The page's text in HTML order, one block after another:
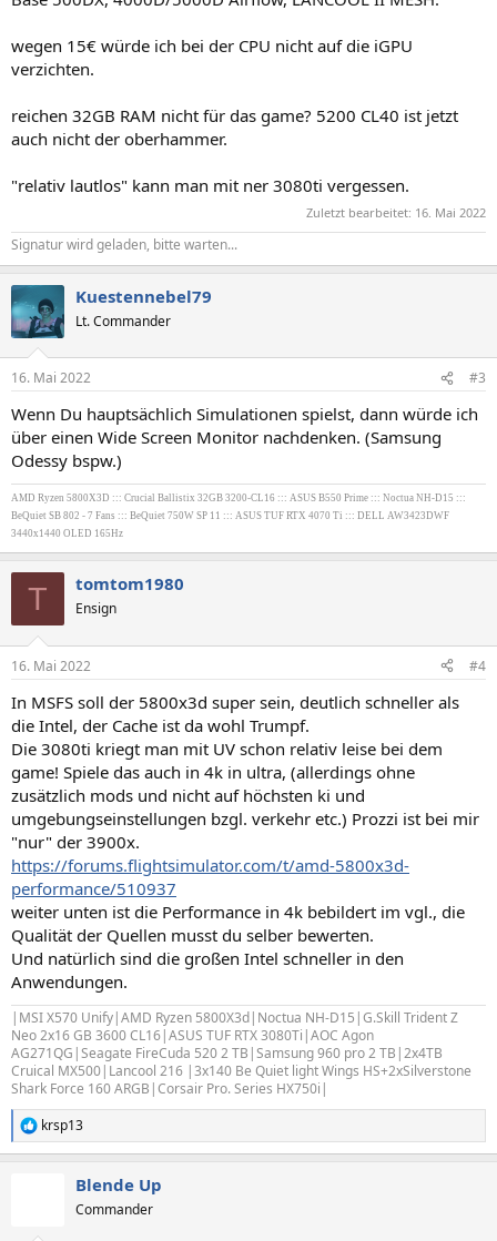
wegen 15€ würde ich bei der CPU nicht auf die iGPU
verzichten.
reichen 32GB RAM nicht für das game? 5200 CL40 ist jetzt
auch nicht der oberhammer.
"relativ lautlos" kann man mit ner 3080ti vergessen.
Zuletzt bearbeitet: 16. Mai 2022
Signatur wird geladen, bitte warten...
Kuestennebel79
Lt. Commander
16. Mai 2022 #3
Wenn Du hauptsächlich Simulationen spielst, dann würde ich
über einen Wide Screen Monitor nachdenken. (Samsung
Odessy bspw.)
AMD Ryzen 5800X3D ::: Crucial Ballistix 32GB 3200-CL16 ::: ASUS B550 Prime ::: Noctua NH-D15 :::
BeQuiet SB 802 - 7 Fans ::: BeQuiet 750W SP 11 ::: ASUS TUF RTX 4070 Ti ::: DELL AW3423DWF
3440x1440 OLED 165Hz
T tomtom1980
Ensign
16. Mai 2022 #4
In MSFS soll der 5800x3d super sein, deutlich schneller als
die Intel, der Cache ist da wohl Trumpf.
Die 3080ti kriegt man mit UV schon relativ leise bei dem
game! Spiele das auch in 4k in ultra, (allerdings ohne
zusätzlich mods und nicht auf höchsten ki und
umgebungseinstellungen bzgl. verkehr etc.) Prozzi ist bei mir
"nur" der 3900x.
https://forums.flightsimulator.com/t/amd-5800x3d-
performance/510937
weiter unten ist die Performance in 4k bebildert im vgl., die
Qualität der Quellen musst du selber bewerten.
Und natürlich sind die großen Intel schneller in den
Anwendungen.
| MSI X570 Unify|AMD Ryzen 5800X3d|Noctua NH-D15|G.Skill Trident Z
Neo 2x16 GB 3600 CL16|ASUS TUF RTX 3080Ti|AOC Agon
AG271QG|Seagate FireCuda 520 2 TB|Samsung 960 pro 2 TB|2x4TB
Cruical MX500| Lancool 216 |3x140 Be Quiet light Wings HS+2xSilverstone
Shark Force 160 ARGB|Corsair Pro. Series HX750i|
R
e
krsp13
Blende Up
Commander